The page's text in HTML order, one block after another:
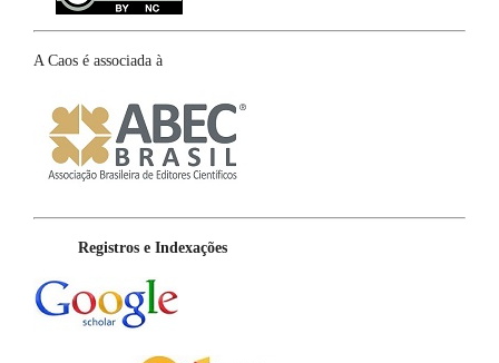
A Caos é associada à
Registros e Indexações